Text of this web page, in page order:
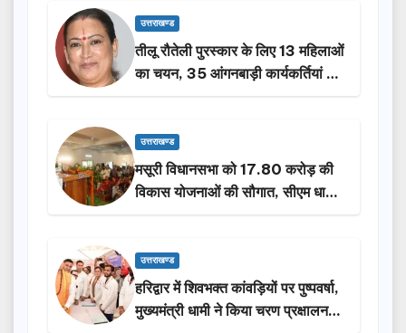
उत्तराखण्ड
तीलू रौतेली पुरस्कार के लिए 13 महिलाओं
का चयन, 35 आंगनबाड़ी कार्यकर्तियां भी
होंगी सम्मानित…
उत्तराखण्ड
मसूरी विधानसभा को 17.80 करोड़ की
विकास योजनाओं की सौगात, सीएम धामी
ने किया लोकार्पण-शिलान्यास.
उत्तराखण्ड
हरिद्वार में शिवभक्त कांवड़ियों पर पुष्पवर्षा,
मुख्यमंत्री धामी ने किया चरण प्रक्षालन…